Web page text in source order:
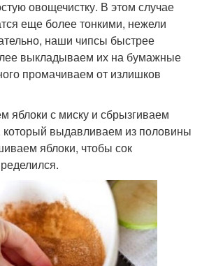
овощечистку. В этом случае
еще более тонкими, нежели
наши чипсы быстрее
выкладываем их на бумажные
промачиваем от излишков
яблоки с миску и сбрызгиваем
выдавливаем из половины
яблоки, чтобы сок